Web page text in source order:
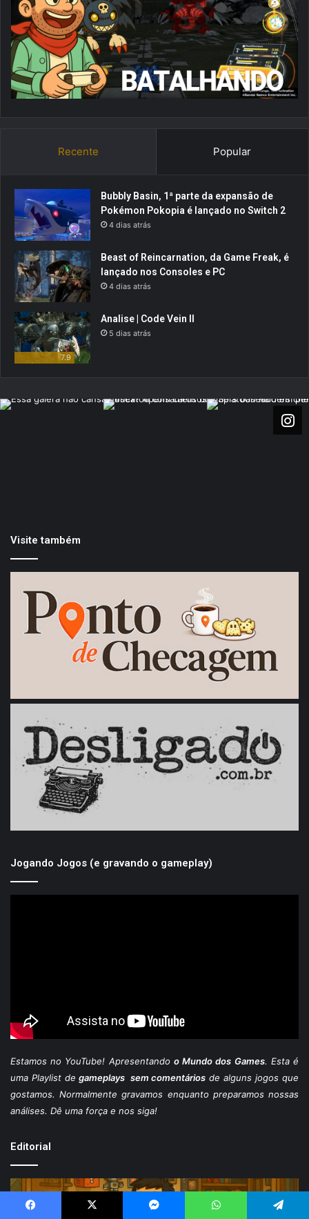
Recente Popular
Bubbly Basin, 1ª parte da expansão de
Pokémon Pokopia é lançado no Switch 2
4 dias atrás
Beast of Reincarnation, da Game Freak, é
lançado nos Consoles e PC
4 dias atrás
7.9
Analise | Code Vein II
5 dias atrás
Visite também
Jogando Jogos (e gravando o gameplay)
Estamosno YouTube! Apresentando o Mundo dos Games. Esta é
uma Playlist de gameplays sem comentários de alguns jogos que
gostamos. Normalmente gravamos enquanto preparamos nossas
análises. Dê uma força e nos siga!
Editorial